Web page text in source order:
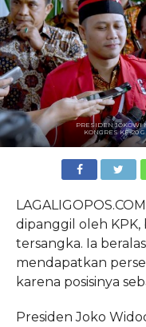
PRESIDEN JOKOWI
KONGRES KE-20
dipanggil oleh KPK,
tersangka. Ia
mendapatkan
karena posisinya
Presiden Joko